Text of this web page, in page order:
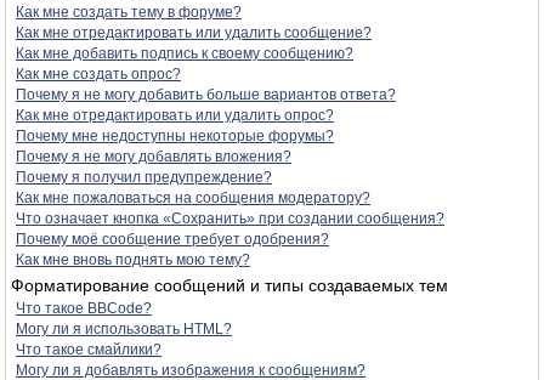
Как мне создать тему в форуме?
Как мне отредактировать или удалить сообщение?
Как мне добавить подпись к своему сообщению?
Как мне создать опрос?
Почему я не могу добавить больше вариантов ответа?
Как мне отредактировать или удалить опрос?
Почему мне недоступны некоторые форумы?
Почему я не могу добавлять вложения?
Почему я получил предупреждение?
Как мне пожаловаться на сообщения модератору?
Что означает кнопка «Сохранить» при создании сообщения?
Почему моё сообщение требует одобрения?
Как мне вновь поднять мою тему?
Форматирование сообщений и типы создаваемых тем
Что такое BBCode?
Могу ли я использовать HTML?
Что такое смайлики?
Могу ли я добавлять изображения к сообщениям?